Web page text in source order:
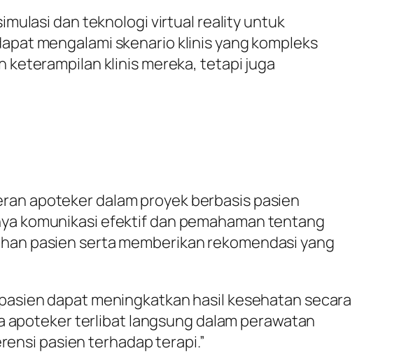
dan teknologi virtual reality untuk
mengalami skenario klinis yang kompleks
keterampilan klinis mereka, tetapi juga
apoteker dalam proyek berbasis pasien
komunikasi efektif dan pemahaman tentang
pasien serta memberikan rekomendasi yang
dapat meningkatkan hasil kesehatan secara
apoteker terlibat langsung dalam perawatan
pasien terhadap terapi.”